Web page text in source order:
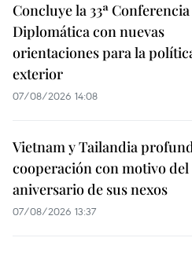
Concluye la 33ª Conferencia
Diplomática con nuevas
orientaciones para la
exterior
07/08/2026 14:08
Vietnam y Tailandia
cooperación con motivo del
aniversario de sus nexos
07/08/2026 13:37